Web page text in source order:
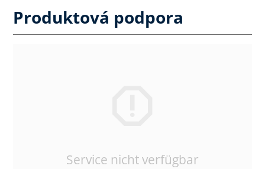
Produktová podpora
Service nicht verfügbar